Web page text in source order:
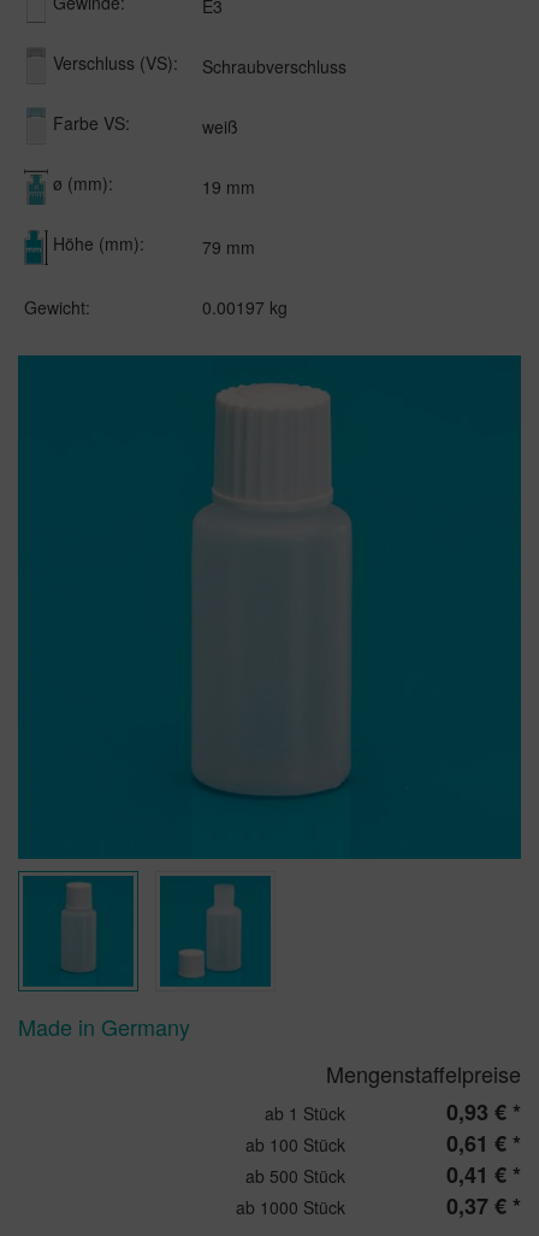
E3
Verschluss (VS): Schraubverschluss
Farbe VS: weiß
ø (mm): 19 mm
Höhe (mm): 79 mm
Gewicht: 0.00197 kg
Made in Germany
Mengenstaffelpreise
ab 1 Stück 0,93 € *
ab 100 Stück 0,61 € *
ab 500 Stück 0,41 € *
ab 1000 Stück 0,37 € *